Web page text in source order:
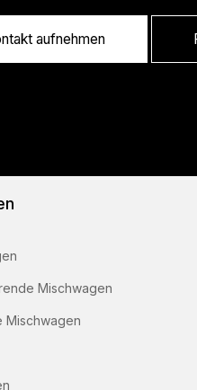
aufnehmen
Mischwagen
Mischwagen